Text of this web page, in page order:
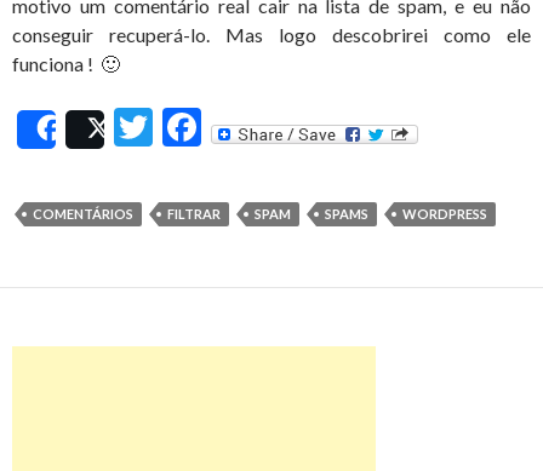
motivo um comentário real cair na lista de spam, e eu não
conseguir recuperá-lo. Mas logo descobrirei como ele
funciona ! 🙂
SharePostT
itt
er
F
e
b
o
k
COMENTÁRIOS FILTRAR SPAM SPAMS WORDPRESS